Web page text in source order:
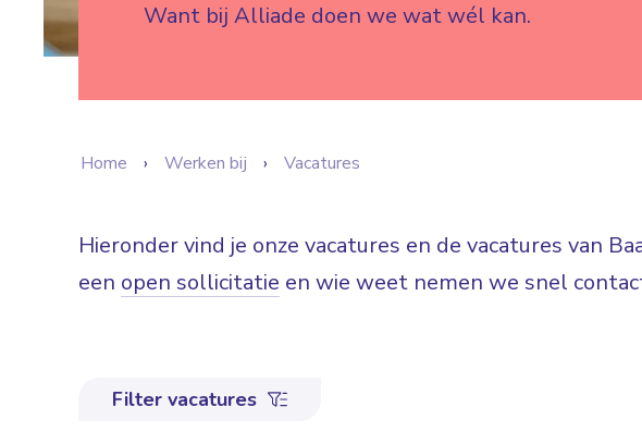
Want bij Alliade doen we wat wél kan.
Home Werken bij Vacatures
Hieronder vind je onze vacatures en de vacatures van
een open sollicitatie en wie weet nemen we snel
Filter vacatures